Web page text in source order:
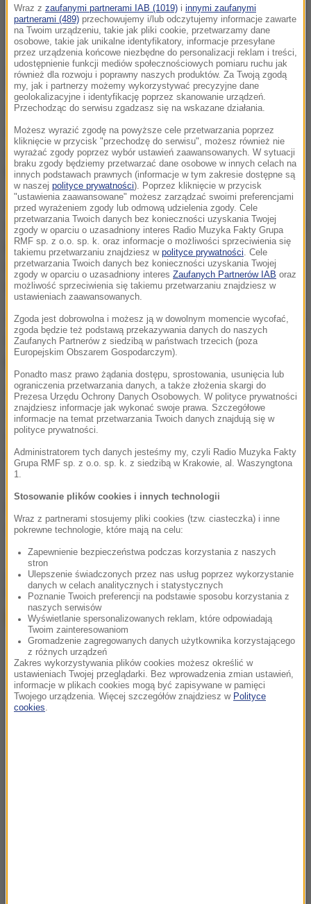
Technologia idzie do przodu, w tej chwili mamy już
możliwości lepszego zabezpieczenia tych
dokumentów- powiedziała rzeczniczka MSWiA
Małgorzata Woźniak.
Zgodnie z projektem nowa legitymacja będzie
zawierać, tak jak dotychczas, imię, nazwisko, stopień
policjanta. Będzie na niej również numer
identyfikacyjny funkcjonariusza nadany mu w
teleinformatycznym systemie kadrowym Policji.
W tej chwili ustalane są szczegóły dotyczące nowych
legitymacji. Stare ważne będą do końca tego roku
powiedział rzecznik KGP Mariusz Sokołowski.
Wzory legitymacji policyjnych zmieniane są co trzy
lata. To jest kwestia naszego bezpieczeństwa.
Zależy nam na tym, by były lepiej zabezpieczone i by
trudniej było jej podrobić- podkreślił.
Tagi:policja
chcesz widzieć więcej artykułów od RMF24?dodaj w
Google
Wraz z zaufanymi partnerami IAB (1019) i innymi zaufanymi
partnerami (489) przechowujemy i/lub odczytujemy informacje zawarte
na Twoim urządzeniu, takie jak pliki cookie, przetwarzamy dane
osobowe, takie jak unikalne identyfikatory, informacje przesyłane
przez urządzenia końcowe niezbędne do personalizacji reklam i treści,
udostępnienie funkcji mediów społecznościowych pomiaru ruchu jak
również dla rozwoju i poprawny naszych produktów. Za Twoją zgodą
my, jak i partnerzy możemy wykorzystywać precyzyjne dane
geolokalizacyjne i identyfikację poprzez skanowanie urządzeń.
Przechodząc do serwisu zgadzasz się na wskazane działania.
Możesz wyrazić zgodę na powyższe cele przetwarzania poprzez
kliknięcie w przycisk "przechodzę do serwisu", możesz również nie
wyrażać zgody poprzez wybór ustawień zaawansowanych. W sytuacji
braku zgody będziemy przetwarzać dane osobowe w innych celach na
innych podstawach prawnych (informacje w tym zakresie dostępne są
w naszej polityce prywatności). Poprzez kliknięcie w przycisk
"ustawienia zaawansowane" możesz zarządzać swoimi preferencjami
przed wyrażeniem zgody lub odmową udzielenia zgody. Cele
przetwarzania Twoich danych bez konieczności uzyskania Twojej
zgody w oparciu o uzasadniony interes Radio Muzyka Fakty Grupa
RMF sp. z o.o. sp. k. oraz informacje o możliwości sprzeciwienia się
takiemu przetwarzaniu znajdziesz w polityce prywatności . Cele
przetwarzania Twoich danych bez konieczności uzyskania Twojej
zgody w oparciu o uzasadniony interes Zaufanych Partnerów IAB oraz
możliwość sprzeciwienia się takiemu przetwarzaniu znajdziesz w
ustawieniach zaawansowanych.
Zgoda jest dobrowolna i możesz ją w dowolnym momencie wycofać,
zgoda będzie też podstawą przekazywania danych do naszych
Zaufanych Partnerów z siedzibą w państwach trzecich (poza
Europejskim Obszarem Gospodarczym).
Ponadto masz prawo żądania dostępu, sprostowania, usunięcia lub
ograniczenia przetwarzania danych, a także złożenia skargi do
Prezesa Urzędu Ochrony Danych Osobowych. W polityce prywatności
znajdziesz informacje jak wykonać swoje prawa. Szczegółowe
informacje na temat przetwarzania Twoich danych znajdują się w
polityce prywatności.
Administratorem tych danych jesteśmy my, czyli Radio Muzyka Fakty
Grupa RMF sp. z o.o. sp. k. z siedzibą w Krakowie, al. Waszyngtona
1.
Stosowanie plików cookies i innych technologii
Wraz z partnerami stosujemy pliki cookies (tzw. ciasteczka) i inne
pokrewne technologie, które mają na celu:
Zapewnienie bezpieczeństwa podczas korzystania z naszych
stron
Ulepszenie świadczonych przez nas usług poprzez wykorzystanie
danych w celach analitycznych i statystycznych
Poznanie Twoich preferencji na podstawie sposobu korzystania z
naszych serwisów
Wyświetlanie spersonalizowanych reklam, które odpowiadają
Twoim zainteresowaniom
Gromadzenie zagregowanych danych użytkownika korzystającego
z różnych urządzeń
Zakres wykorzystywania plików cookies możesz określić w
ustawieniach Twojej przeglądarki. Bez wprowadzenia zmian ustawień,
informacje w plikach cookies mogą być zapisywane w pamięci
Twojego urządzenia. Więcej szczegółów znajdziesz w Polityce
cookies